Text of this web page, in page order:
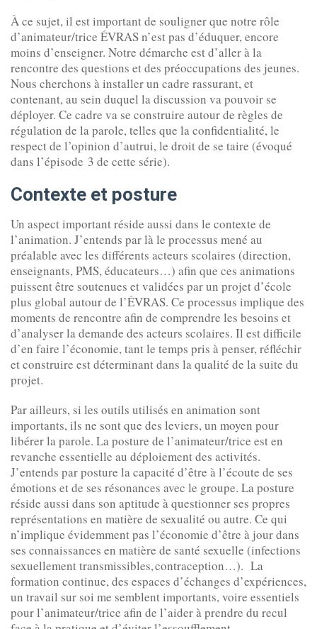
À ce sujet, il est important de souligner que notre rôle
d’animateur/trice ÉVRAS n’est pas d’éduquer, encore
moins d’enseigner. Notre démarche est d’aller à la
rencontre des questions et des préoccupations des jeunes.
Nous cherchons à installer un cadre rassurant, et
contenant, au sein duquel la discussion va pouvoir se
déployer. Ce cadre va se construire autour de règles de
régulation de la parole, telles que la confidentialité, le
respect de l’opinion d’autrui, le droit de se taire (évoqué
dans l’épisode 3 de cette série).
Contexte et posture
Un aspect important réside aussi dans le contexte de
l’animation. J’entends par là le processus mené au
préalable avec les différents acteurs scolaires (direction,
enseignants, PMS, éducateurs…) afin que ces animations
puissent être soutenues et validées par un projet d’école
plus global autour de l’ÉVRAS. Ce processus implique des
moments de rencontre afin de comprendre les besoins et
d’analyser la demande des acteurs scolaires. Il est difficile
d’en faire l’économie, tant le temps pris à penser, réfléchir
et construire est déterminant dans la qualité de la suite du
projet.
Par ailleurs, si les outils utilisés en animation sont
importants, ils ne sont que des leviers, un moyen pour
libérer la parole. La posture de l’animateur/trice est en
revanche essentielle au déploiement des activités.
J’entends par posture la capacité d’être à l’écoute de ses
émotions et de ses résonances avec le groupe. La posture
réside aussi dans son aptitude à questionner ses propres
représentations en matière de sexualité ou autre. Ce qui
n’implique évidemment pas l’économie d’être à jour dans
ses connaissances en matière de santé sexuelle (infections
sexuellement transmissibles, contraception…). La
formation continue, des espaces d’échanges d’expériences,
un travail sur soi me semblent importants, voire essentiels
pour l’animateur/trice afin de l’aider à prendre du recul